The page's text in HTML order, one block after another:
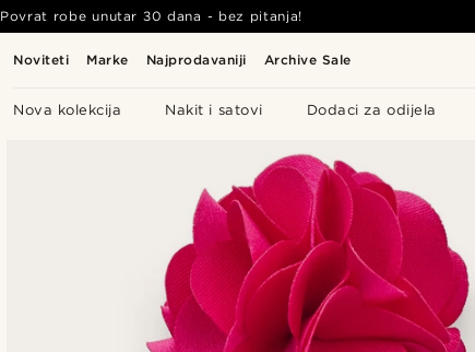
Noviteti Marke Najprodavaniji Archive Sale
Nova kolekcija Nakit i satovi Dodaci za odijela
Povrat robe unutar 30 dana - bez pitanja!